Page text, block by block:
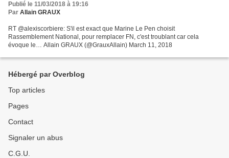
Publié le 11/03/2018 à 19:16
Par Allain GRAUX
RT @alexiscorbiere: S'il est exact que Marine Le Pen choisit
Rassemblement National, pour remplacer FN, c'est troublant car cela
évoque le… Allain GRAUX (@GrauxAllain) March 11, 2018
Hébergé par Overblog
Top articles
Pages
Contact
Signaler un abus
C.G.U.